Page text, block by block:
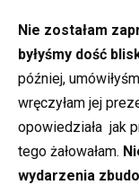
Nie zostałam
byłyśmy dość
później,
wręczyłam jej
opowiedziała jak
tego żałowałam.
wydarzenia